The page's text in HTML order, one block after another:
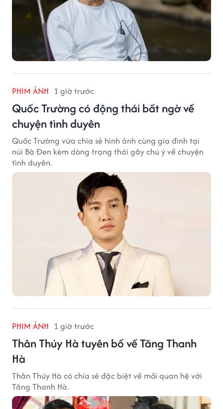
PHIM ẢNH 1 giờ trước
Quốc Trường có động thái bất ngờ về
chuyện tình duyên
Quốc Trường vừa chia sẻ hình ảnh cùng gia đình tại
núi Bà Đen kèm dòng trạng thái gây chú ý về chuyện
tình duyên.
PHIM ẢNH 1 giờ trước
Thân Thúy Hà tuyên bố về Tăng Thanh
Hà
Thân Thúy Hà có chia sẻ đặc biệt về mối quan hệ với
Tăng Thanh Hà.